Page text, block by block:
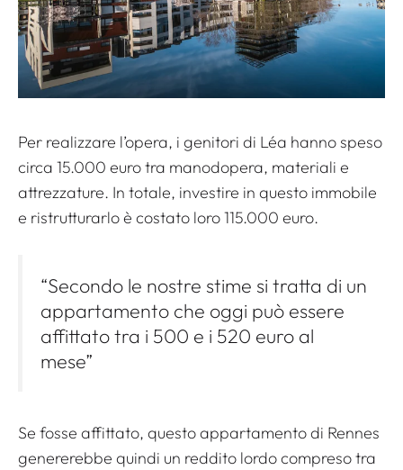
Per realizzare l’opera, i genitori di Léa hanno speso
circa 15.000 euro tra manodopera, materiali e
attrezzature. In totale, investire in questo immobile
e ristrutturarlo è costato loro 115.000 euro.
“Secondo le nostre stime si tratta di un
appartamento che oggi può essere
affittato tra i 500 e i 520 euro al
mese”
Se fosse affittato, questo appartamento di Rennes
genererebbe quindi un reddito lordo compreso tra